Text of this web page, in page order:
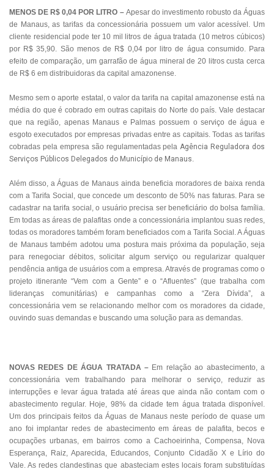
MENOS DE R$ 0,04 POR LITRO – Apesar do investimento robusto da Águas
de Manaus, as tarifas da concessionária possuem um valor acessível. Um
cliente residencial pode ter 10 mil litros de água tratada (10 metros cúbicos)
por R$ 35,90. São menos de R$ 0,04 por litro de água consumido. Para
efeito de comparação, um garrafão de água mineral de 20 litros custa cerca
de R$ 6 em distribuidoras da capital amazonense.
Mesmo sem o aporte estatal, o valor da tarifa na capital amazonense está na
média do que é cobrado em outras capitais do Norte do país. Vale destacar
que na região, apenas Manaus e Palmas possuem o serviço de água e
esgoto executados por empresas privadas entre as capitais. Todas as tarifas
cobradas pela empresa são regulamentadas pelaAgência Reguladora dos
Serviços Públicos Delegados do Município de Manaus.
Além disso, a Águas de Manaus ainda beneficia moradores de baixa renda
com a Tarifa Social, que concede um desconto de 50% nas faturas. Para se
cadastrar na tarifa social, o usuário precisa ser beneficiário do bolsa família.
Em todas as áreas de palafitas onde a concessionária implantou suas redes,
todas os moradores também foram beneficiados com a Tarifa Social. A Águas
de Manaus também adotou uma postura mais próxima da população, seja
para renegociar débitos, solicitar algum serviço ou regularizar qualquer
pendência antiga de usuários com a empresa. Através de programas como o
projeto itinerante “Vem com a Gente” e o “Afluentes” (que trabalha com
lideranças comunitárias) e campanhas como a “Zera Dívida”, a
concessionária vem se relacionando melhor com os moradores da cidade,
ouvindo suas demandas e buscando uma solução para as demandas.
NOVAS REDES DE ÁGUA TRATADA – Em relação ao abastecimento, a
concessionária vem trabalhando para melhorar o serviço, reduzir as
interrupções e levar água tratada até áreas que ainda não contam com o
abastecimento regular. Hoje, 98% da cidade tem água tratada disponível.
Um dos principais feitos da Águas de Manaus neste período de quase um
ano foi implantar redes de abastecimento em áreas de palafita, becos e
ocupações urbanas, em bairros como a Cachoeirinha, Compensa, Nova
Esperança, Raiz, Aparecida, Educandos, Conjunto Cidadão X e Lírio do
Vale. As redes clandestinas que abasteciam estes locais foram substituídas